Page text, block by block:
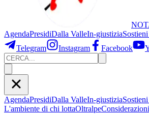
AgendaPresidiDalla ValleIn-giustiziaSostieni
Telegram
Instagram Facebook
AgendaPresidiDalla ValleIn-giustizia
L'ambiente di chi lottaOltralpe